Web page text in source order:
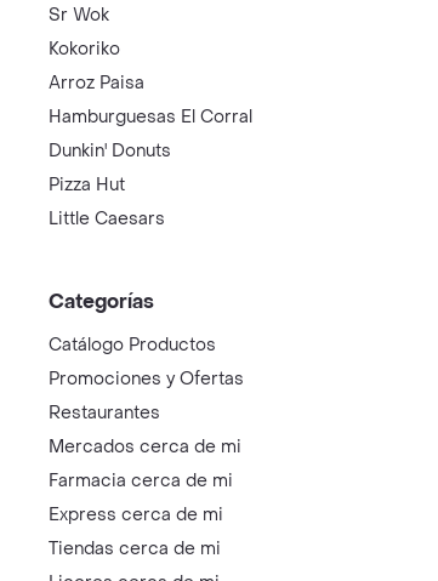
Sr Wok
Kokoriko
Arroz Paisa
Hamburguesas El Corral
Dunkin' Donuts
Pizza Hut
Little Caesars
Categorías
Catálogo Productos
Promociones y Ofertas
Restaurantes
Mercados cerca de mi
Farmacia cerca de mi
Express cerca de mi
Tiendas cerca de mi